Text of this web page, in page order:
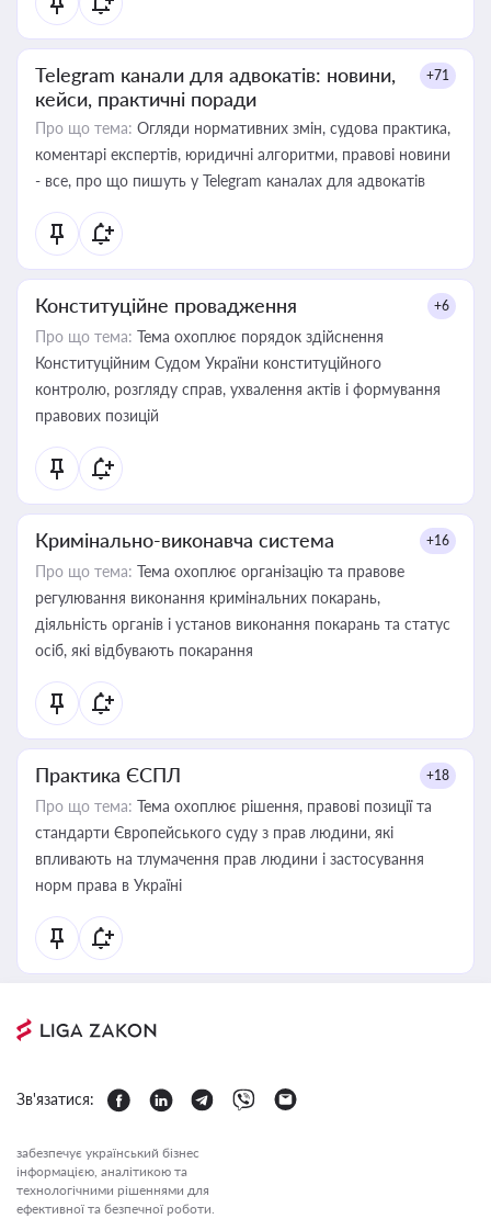
Telegram канали для адвокатів: новини,
кейси, практичні поради
+71
Про що тема: Огляди нормативних змін, судова практика,
коментарі експертів, юридичні алгоритми, правові новини
- все, про що пишуть у Telegram каналах для адвокатів
Конституційне провадження +6
Про що тема: Тема охоплює порядок здійснення
Конституційним Судом України конституційного
контролю, розгляду справ, ухвалення актів і формування
правових позицій
Кримінально-виконавча система +16
Про що тема: Тема охоплює організацію та правове
регулювання виконання кримінальних покарань,
діяльність органів і установ виконання покарань та статус
осіб, які відбувають покарання
Практика ЄСПЛ +18
Про що тема: Тема охоплює рішення, правові позиції та
стандарти Європейського суду з прав людини, які
впливають на тлумачення прав людини і застосування
норм права в Україні
Зв'язатися:
забезпечує український бізнес
інформацією, аналітикою та
технологічними рішеннями для
ефективної та безпечної роботи.